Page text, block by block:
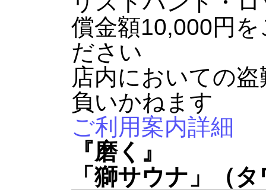
償金額10,000円
ださい
店内においての
負いかねます
ご利用案内詳細
『磨く』
「獅サウナ」
（